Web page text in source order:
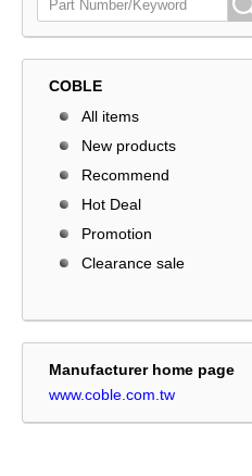
COBLE
All items
New products
Recommend
Hot Deal
Promotion
Clearance sale
Manufacturer home page
www.coble.com.tw